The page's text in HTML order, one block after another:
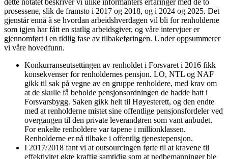
prosessene, slik de framsto i 2017 og 2018, og i 2024 og 2025. Det
gjenstår ennå å se hvordan arbeidshverdagen vil bli for renholderne
som igjen har fått en statlig arbeidsgiver, og våre intervjuer er
gjennomført i en tidlig fase av tilbakeføringen. Under oppsummerer
vi våre hovedfunn.
Konkurranseutsettingen av renholdet i Forsvaret i 2016 fikk
konsekvenser for renholdernes pensjon. LO, NTL og NAF
gikk til sak på vegne av en gruppe renholdere, med krav om
at de skulle få beholde pensjonsordningen de hadde hatt i
Forsvarsbygg. Saken gikk helt til Høyesterett, og den endte
med at renholderne mistet sine offentlige pensjonsfordeler ved
overgangen til den private leverandøren som vant anbudet.
For enkelte renholdere var tapene i millionklassen.
Renholderne er nå tilbake i offentlig tjenestepensjon.
I 2017/2018 fant vi at outsourcingen førte til at kravene til
effektivitet økte kraftig samtidig som at nedbemanninger ble